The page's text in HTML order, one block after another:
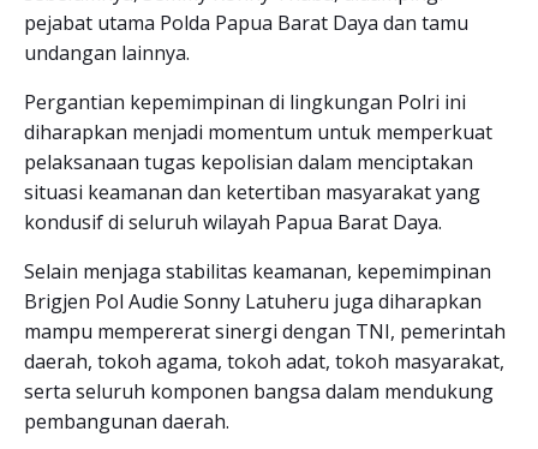
pejabat utama Polda Papua Barat Daya dan tamu
undangan lainnya.
Pergantian kepemimpinan di lingkungan Polri ini
diharapkan menjadi momentum untuk memperkuat
pelaksanaan tugas kepolisian dalam menciptakan
situasi keamanan dan ketertiban masyarakat yang
kondusif di seluruh wilayah Papua Barat Daya.
Selain menjaga stabilitas keamanan, kepemimpinan
Brigjen Pol Audie Sonny Latuheru juga diharapkan
mampu mempererat sinergi dengan TNI, pemerintah
daerah, tokoh agama, tokoh adat, tokoh masyarakat,
serta seluruh komponen bangsa dalam mendukung
pembangunan daerah.